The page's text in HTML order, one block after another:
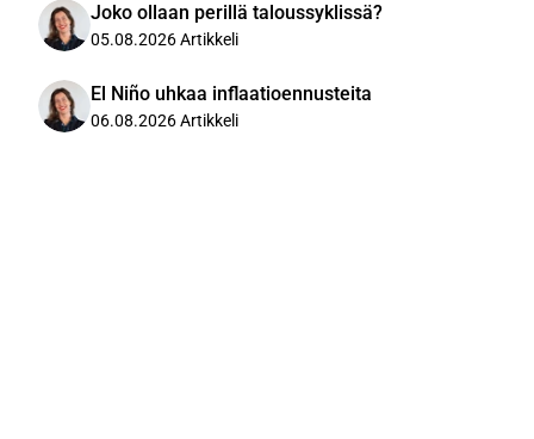
Joko ollaan perillä taloussyklissä?
05.08.2026Artikkeli
El Niño uhkaa inflaatioennusteita
06.08.2026Artikkeli